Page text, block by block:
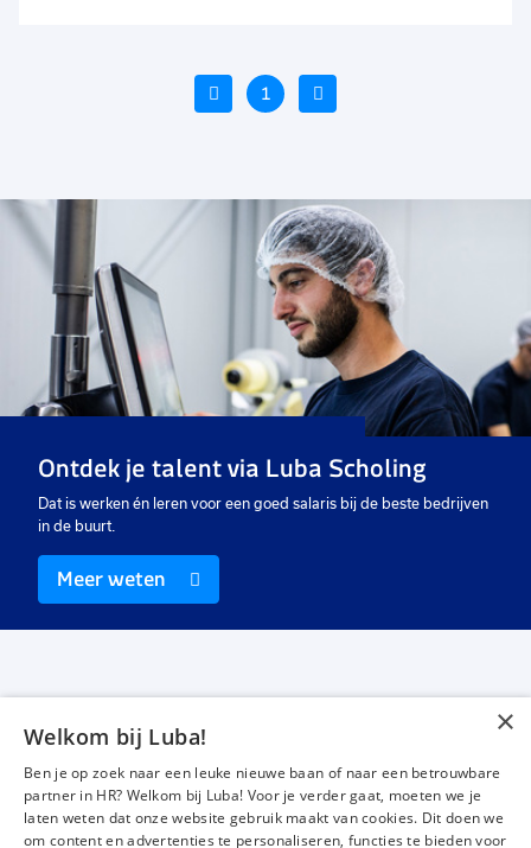
Vorige
1
Voeg
toe
aan
favorieten
Nursery Worker (Moss
Cultivation)
16 uur
€ 15,00- € 16,00 p.u.
Kwekerij medewerker (mos)
16 uur
Uitzicht op vast
€ 15,00 -€ 16,00
Ontdek je talent via Luba Scholing
Dat is werken én leren voor een goed salaris bij de beste bedrijven
in de buurt.
Meer weten
Werken bij Luba
Voor werkgevers
Mijn Luba
Contact
×
Welkom bij Luba!
Ben je op zoek naar een leuke nieuwe baan of naar een betrouwbare
partner in HR? Welkom bij Luba! Voor je verder gaat, moeten we je
laten weten dat onze website gebruik maakt van cookies. Dit doen we
om content en advertenties te personaliseren, functies te bieden voor